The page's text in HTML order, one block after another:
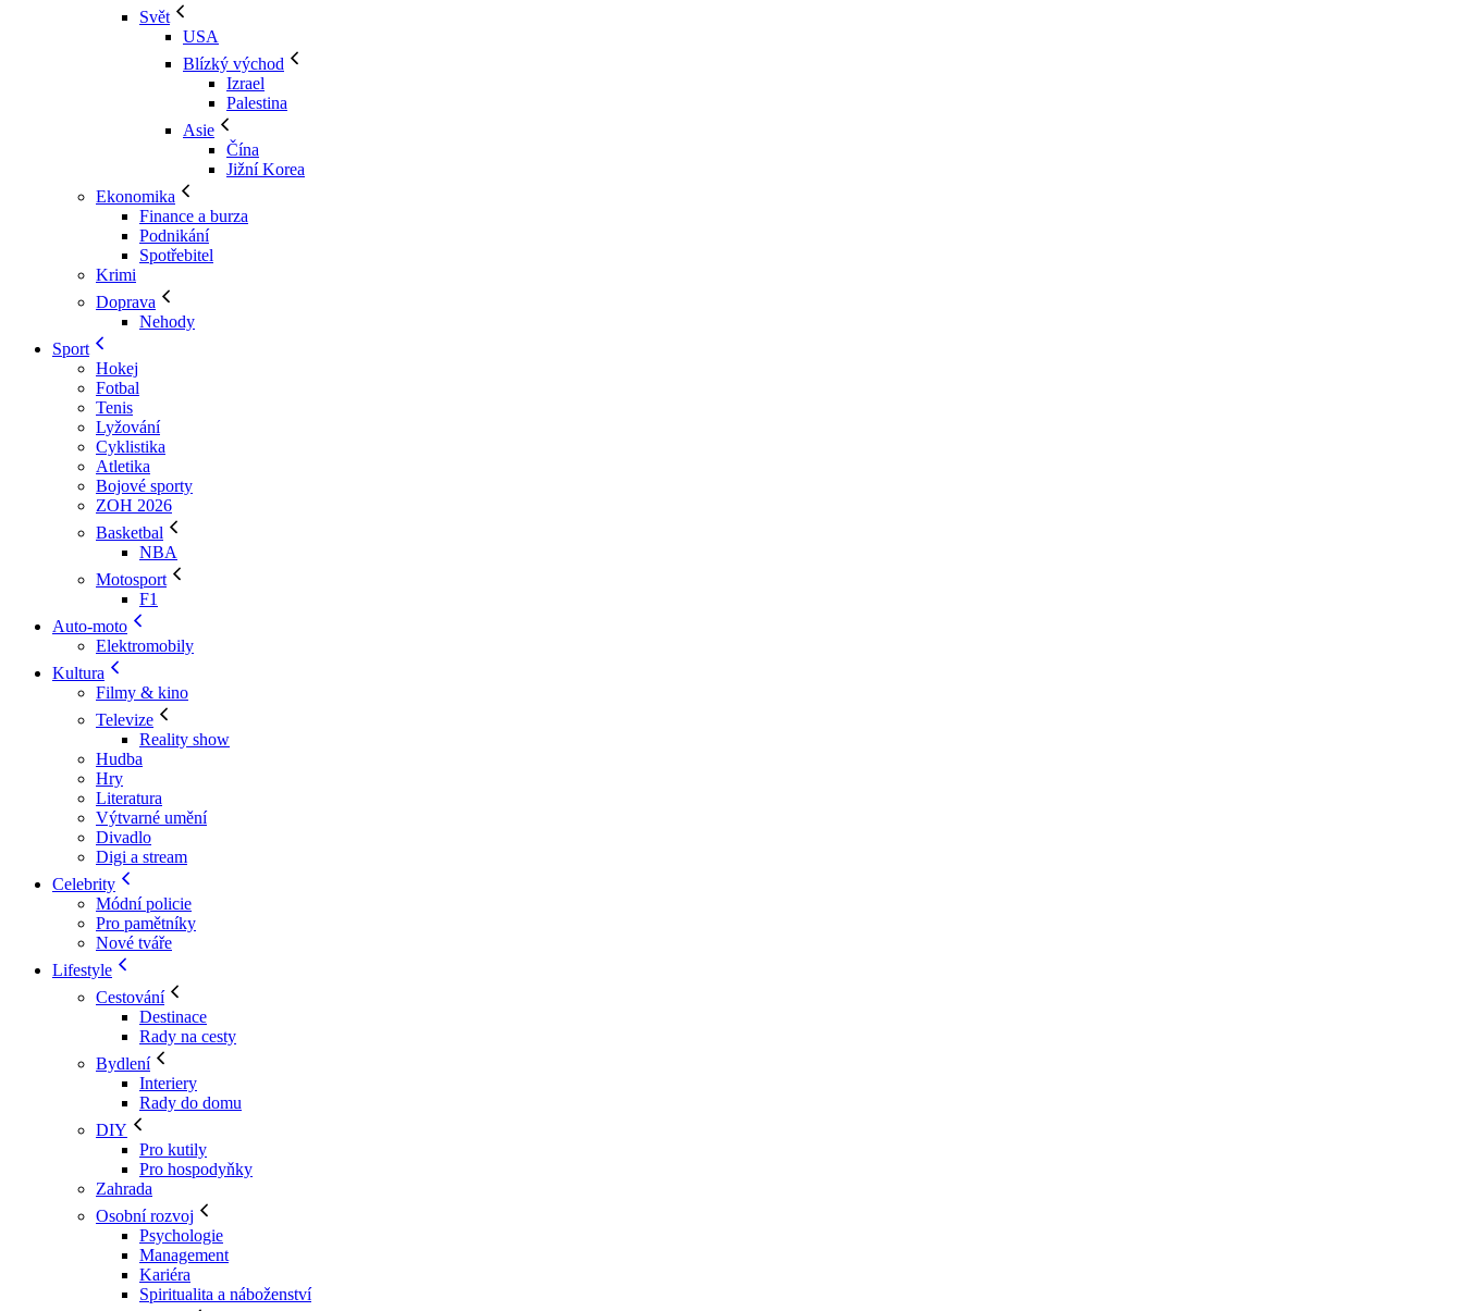
Svět
USA
Blízký východ
Izrael
Palestina
Asie
Čína
Jižní Korea
Ekonomika
Finance a burza
Podnikání
Spotřebitel
Krimi
Doprava
Nehody
Sport
Hokej
Fotbal
Tenis
Lyžování
Cyklistika
Atletika
Bojové sporty
ZOH 2026
Basketbal
NBA
Motosport
F1
Auto-moto
Elektromobily
Kultura
Filmy & kino
Televize
Reality show
Hudba
Hry
Literatura
Výtvarné umění
Divadlo
Digi a stream
Celebrity
Módní policie
Pro pamětníky
Nové tváře
Lifestyle
Cestování
Destinace
Rady na cesty
Bydlení
Interiery
Rady do domu
DIY
Pro kutily
Pro hospodyňky
Zahrada
Osobní rozvoj
Psychologie
Management
Kariéra
Spiritualita a náboženství